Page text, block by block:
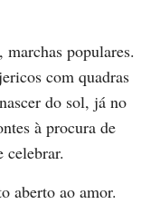
populares.
com quadras
do sol, já no
à procura de
celebrar.
aberto ao amor.